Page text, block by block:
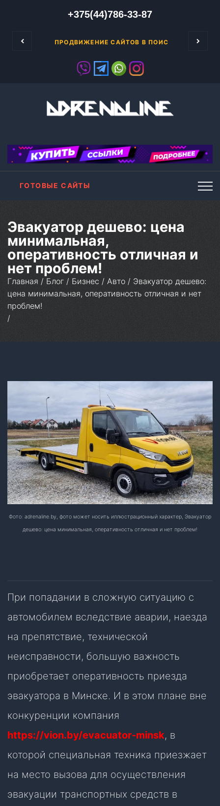
+375(44)786-33-87
Google AdSense является сетью
ПРОДВИЖЕНИЕ САЙТОВ В ПОИСКОВЫХ
ГОТОВЫЕ САЙТЫ
Эвакуатор дешево: цена
минимальная,
оперативность отличная и
нет проблем!
Главная / Блог / Бизнес / Авто / Эвакуатор дешево:
цена минимальная, оперативность отличная и нет
проблем!
/
Фото: adrenaline.by, фото может носить иллюстрационный характер, Эвакуатор
дешево: цена минимальная, оперативность отличная и нет проблем!
При попадании в сложную ситуацию с
автомобилем вследствие аварии, наезда
на препятствие, технической
неисправности, большую важность
приобретает оперативность приезда
эвакуатора в Минске. И в этом плане вне
конкуренции компания
https://vion.by/evacuator-minsk, в
которой специальная техника приезжает
на место вызова для осуществления
эвакуации транспортных средств в